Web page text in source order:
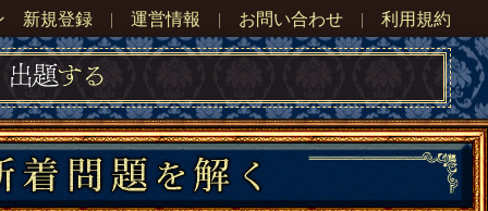
新規登録 |運営情報 | お問い合わせ |利用規約